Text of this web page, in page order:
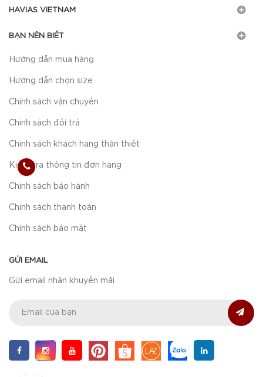
HAVIAS VIETNAM
BẠN NÊN BIẾT
Hướng dẫn mua hàng
Hướng dẫn chọn size
Chính sách vận chuyển
Chính sách đổi trả
Chính sách khách hàng thân thiết
Kiểm tra thông tin đơn hàng
Chính sách bảo hành
Chính sách thanh toán
Chính sách bảo mật
GỬI EMAIL
Gửi email nhận khuyến mãi